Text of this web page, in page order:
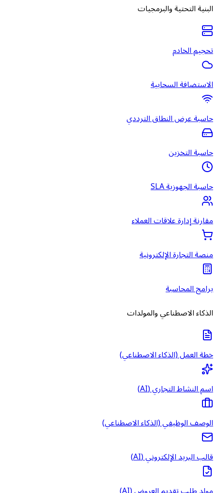
البنية التحتية والبرمجيات
تحجيم الخادم
الاستضافة السحابية
حاسبة عرض النطاق الترددي
حاسبة التخزين
حاسبة الجهوزية SLA
مقارنة إدارة علاقات العملاء
منصة التجارة الإلكترونية
برامج المحاسبة
الذكاء الاصطناعي والمولدات
خطة العمل (الذكاء الاصطناعي)
اسم النشاط التجاري (AI)
الوصف الوظيفي (الذكاء الاصطناعي)
قالب البريد الإلكتروني (AI)